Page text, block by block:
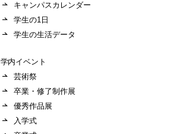
キャンパスカレンダー
学生の1日
学生の生活データ
学内イベント
芸術祭
卒業・修了制作展
優秀作品展
入学式